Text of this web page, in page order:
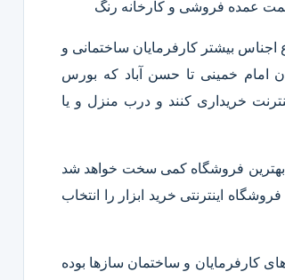
عمده فروشی و کارخانه رنگ
بیشتر کارفرمایان ساختمانی و
امام خمینی تا حسن آباد که بورس
خریداری کنند و درب منزل و یا
بهترین فروشگاه کمی سخت خواهد شد
اینترنتی خرید ابزار را انتخاب
کارفرمایان و ساختمان سازها بوده